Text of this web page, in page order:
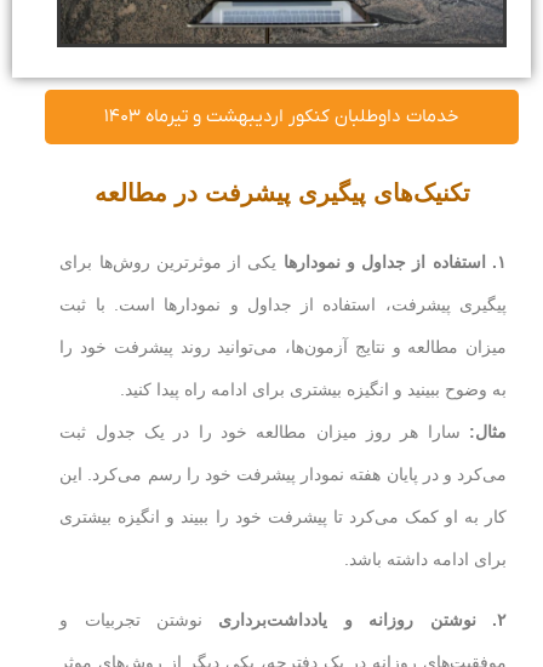
خدمات داوطلبان کنکور اردیبهشت و تیرماه ۱۴۰۳
تکنیک‌های پیگیری پیشرفت در مطالعه
۱. استفاده از جداول و نمودارها یکی از موثرترین روش‌ها برای
پیگیری پیشرفت، استفاده از جداول و نمودارها است. با ثبت
میزان مطالعه و نتایج آزمون‌ها، می‌توانید روند پیشرفت خود را
به وضوح ببینید و انگیزه بیشتری برای ادامه راه پیدا کنید.
مثال: سارا هر روز میزان مطالعه خود را در یک جدول ثبت
می‌کرد و در پایان هفته نمودار پیشرفت خود را رسم می‌کرد. این
کار به او کمک می‌کرد تا پیشرفت خود را ببیند و انگیزه بیشتری
برای ادامه داشته باشد.
۲. نوشتن روزانه و یادداشت‌برداری نوشتن تجربیات و
موفقیت‌های روزانه در یک دفترچه، یکی دیگر از روش‌های موثر